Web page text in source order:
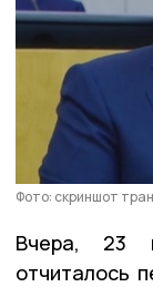
Фото: скриншот
Вчера, 23
отчиталось